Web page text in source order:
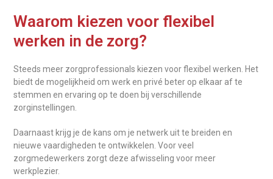
Waarom kiezen voor flexibel
werken in de zorg?
Steeds meer zorgprofessionals kiezen voor flexibel werken. Het
biedt de mogelijkheid om werk en privé beter op elkaar af te
stemmen en ervaring op te doen bij verschillende
zorginstellingen.
Daarnaast krijg je de kans om je netwerk uit te breiden en
nieuwe vaardigheden te ontwikkelen. Voor veel
zorgmedewerkers zorgt deze afwisseling voor meer
werkplezier.